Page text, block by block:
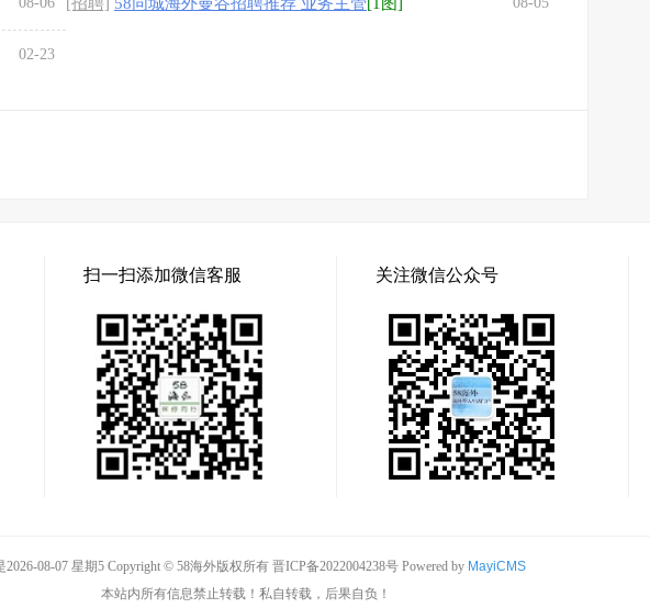
02-23
扫一扫添加微信客服 关注微信公众号
2026-08-07 星期5 Copyright © 58海外版权所有 晋ICP备2022004238号Powered by MayiCMS
本站内所有信息禁止转载！私自转载，后果自负！